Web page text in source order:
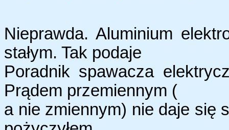
Nieprawda. Aluminium
stałym. Tak podaje
Poradnik spawacza
Prądem przemiennym (
a nie zmiennym) nie daje się